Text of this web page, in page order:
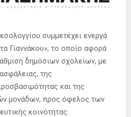
συμμετέχει ενεργά
Γιαννάκου», το οποίο αφορά
δημόσιων σχολείων, με
της
και της
μονάδων, προς όφελος των
κοινότητας.